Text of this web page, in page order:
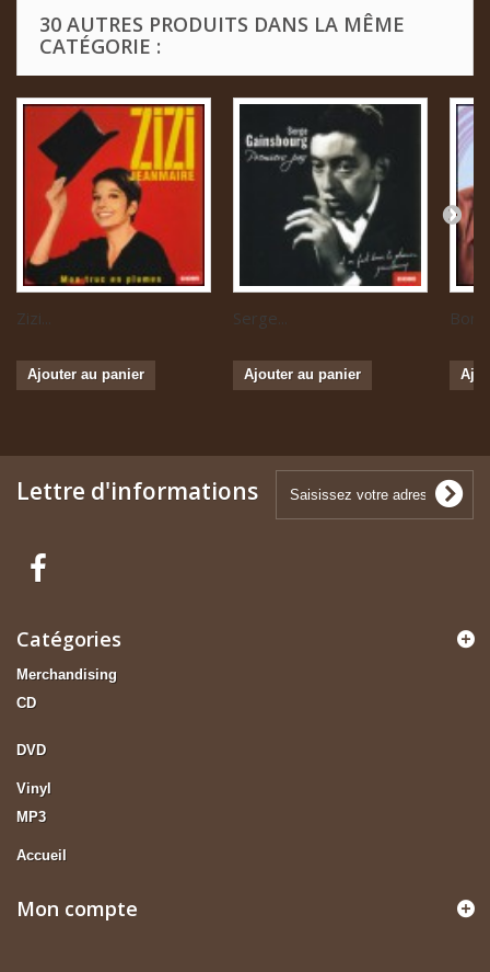
30 AUTRES PRODUITS DANS LA MÊME
CATÉGORIE :
Zizi...
Ajouter au panier
Serge...
Ajouter au panier
Lettre d'informations
Catégories
Merchandising
CD
DVD
Vinyl
MP3
Accueil
Mon compte